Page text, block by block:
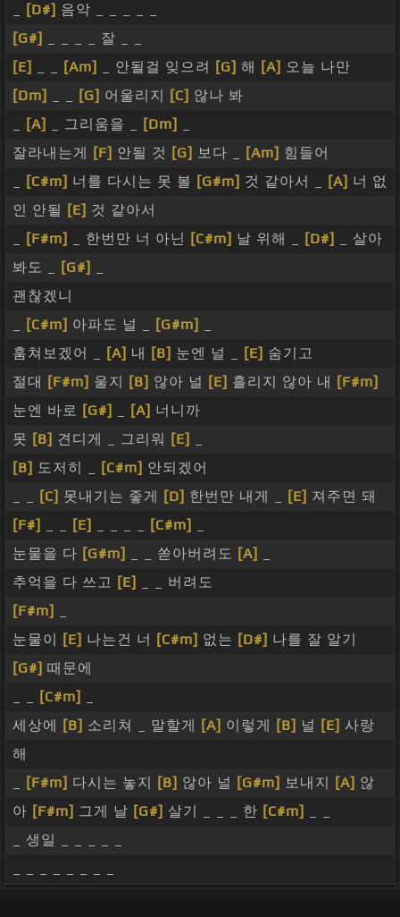
[D#] 음악 _ _ _ _ _
[G#]
_ _ _ _ 잘 _ _
[E]
[Am] _ 안될걸 잊으려 [G] 해 [A] 오늘 나만
[Dm]
[G] 어울리지 [C] 않나 봐
[A] _ 그리움을 _ [Dm]
잘라내는게
[F] 안될 것 [G] 보다 _ [Am] 힘들어
[C#m] 너를 다시는 못 볼 [G#m] 것 같아서 _ [A] 너 없
인 안될 [E] 것 같아서
[F#m] _ 한번만 너 아닌 [C#m] 날 위해 _ [D#]
_ 살아
봐도 _
[G#]
괜찮겠니
[C#m] 아파도 널 _ [G#m]
훔쳐보겠어 _
[A] 내 [B] 눈엔 널 _ [E] 숨기고
절대
[F#m] 울지 [B] 않아 널 [E] 흘리지 않아 내
[F#m]
눈엔 바로 [G#] [A] 너니까
못 [B] 견디게 _ 그리워 [E]
[B] 도저히 _ [C#m] 안되겠어
[C] 못내기는 좋게 [D] 한번만 내게 _ [E] 져주면 돼
[F#]
[E] [C#m]
눈물을 다 [G#m] _ _ 쏟아버려도 [A]
추억을 다 쓰고 [E]
_ _ 버려도
[F#m]
눈물이
[E] 나는건 너 [C#m] 없는 [D#] 나를 잘 알기
[G#] 때문에
[C#m]
세상에
[B] 소리쳐 _ 말할게 [A] 이렇게 [B] 널 [E] 사랑
해
[F#m] 다시는 놓지 [B] 않아 널 [G#m] 보내지 [A] 않
아 [F#m] 그게 날 [G#] 살기 _ _ _ 한 [C#m]
_ 생일 _ _ _ _ _